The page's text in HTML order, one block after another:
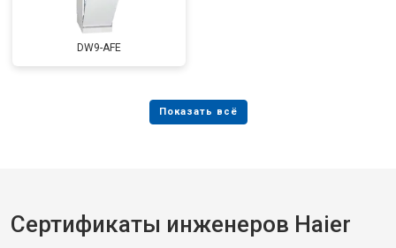
DW9-AFE
Сертификаты инженеров Haier